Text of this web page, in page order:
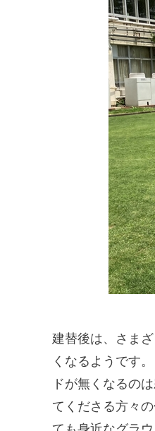
建替後は、さま
くなるようです
ドが無くなるの
てくださる方々